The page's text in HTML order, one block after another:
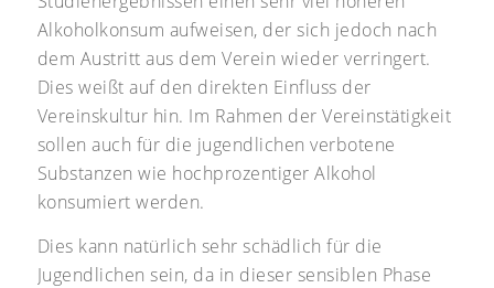
Alkoholkonsum aufweisen, der sich jedoch nach
dem Austritt aus dem Verein wieder verringert.
Dies weißt auf den direkten Einfluss der
Vereinskultur hin. Im Rahmen der Vereinstätigkeit
sollen auch für die jugendlichen verbotene
Substanzen wie hochprozentiger Alkohol
konsumiert werden.
Dies kann natürlich sehr schädlich für die
Jugendlichen sein, da in dieser sensiblen Phase